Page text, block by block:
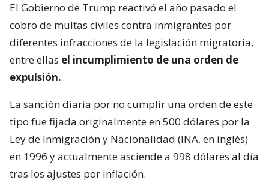
El Gobierno de Trump reactivó el año pasado el
cobro de multas civiles contra inmigrantes por
diferentes infracciones de la legislación migratoria,
entre ellas el incumplimiento de una orden de
expulsión.
La sanción diaria por no cumplir una orden de este
tipo fue fijada originalmente en 500 dólares por la
Ley de Inmigración y Nacionalidad (INA, en inglés)
en 1996 y actualmente asciende a 998 dólares al día
tras los ajustes por inflación.